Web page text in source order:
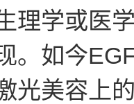
理学或医
。如今
光美容上